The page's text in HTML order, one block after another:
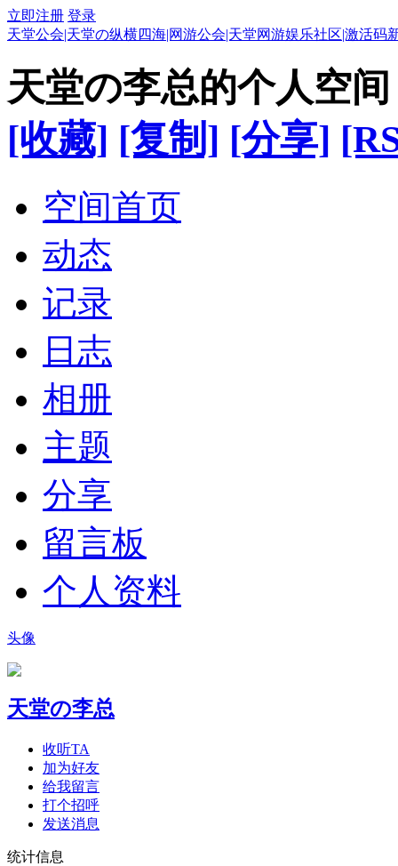
立即注册 登录
天堂公会|天堂の纵横四海|网游公会|天堂网游娱乐社区|激活码
天堂の李总的个人空间
[收藏] [复制] [分享]
空间首页
动态
记录
日志
相册
主题
分享
留言板
个人资料
头像
天堂の李总
收听TA
加为好友
给我留言
打个招呼
发送消息
统计信息